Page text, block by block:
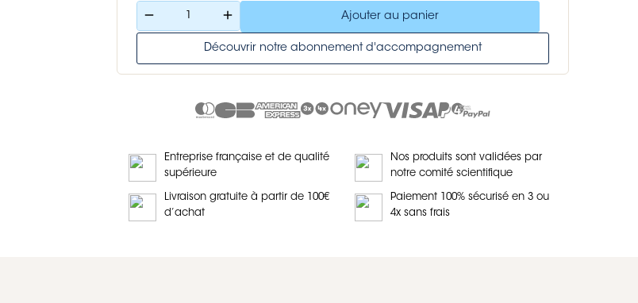
remove add Ajouter au panier
Découvrir notre abonnement d'accompagnement
Entreprise française et de qualité
supérieure
Nos produits sont validées par
notre comité scientifique
Livraison gratuite à partir de 100€
d’achat
Paiement 100% sécurisé en 3 ou
4x sans frais